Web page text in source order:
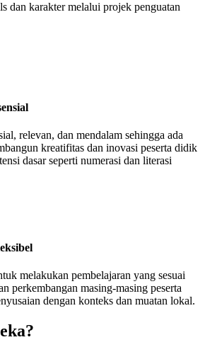
dan karakter melalui projek penguatan
relevan, dan mendalam sehingga ada
kreatifitas dan inovasi peserta didik
dasar seperti numerasi dan literasi
melakukan pembelajaran yang sesuai
perkembangan masing-masing peserta
dengan konteks dan muatan lokal.